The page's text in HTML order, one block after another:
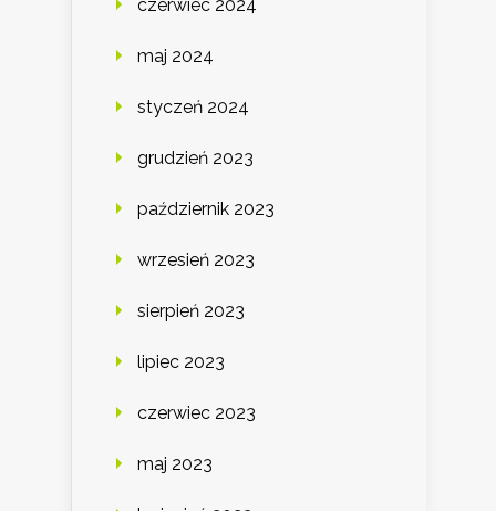
czerwiec 2024
maj 2024
styczeń 2024
grudzień 2023
październik 2023
wrzesień 2023
sierpień 2023
lipiec 2023
czerwiec 2023
maj 2023